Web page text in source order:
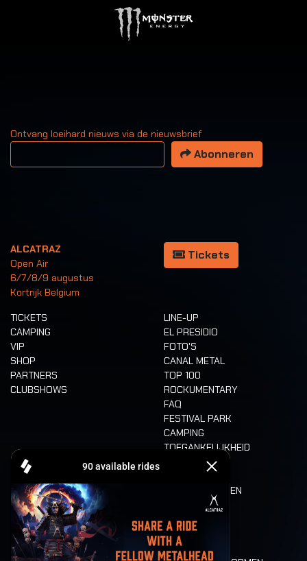
Ontvang loeihard nieuws via de nieuwsbrief
Uw email adres
Abonneren
ALCATRAZ
Open Air
6/7/8/9 augustus
Kortrijk Belgium
Tickets
TICKETS
CAMPING
VIP
SHOP
PARTNERS
CLUBSHOWS
LINE-UP
EL PRESIDIO
FOTO'S
CANAL METAL
TOP 100
ROCKUMENTARY
FAQ
FESTIVAL PARK
CAMPING
TOEGANKELIJKHEID
CASHLESS
ETEN EN DRINKEN
MOBILITEIT
LONE WOLVES
PLATTEGROND
DEATH RIDE